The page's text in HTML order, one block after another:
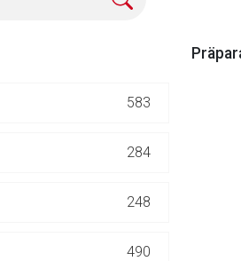
583
284
248
490
Seite
Link öffnet eine externe Web-